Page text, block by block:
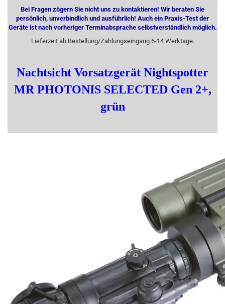
Bei Fragen zögern Sie nicht uns zu kontaktieren! Wir beraten Sie
persönlich, unverbindlich und ausführlich! Auch ein Praxis-Test der
Geräte ist nach vorheriger Terminabsprache selbstverständlich möglich.
Lieferzeit ab Bestellung/Zahlungseingang 6-14 Werktage.
Nachtsicht Vorsatzgerät Nightspotter
MR PHOTONIS SELECTEDGen 2+,
grün